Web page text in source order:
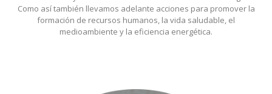
Como así también llevamos adelante acciones para promover la
formación de recursos humanos, la vida saludable, el
medioambiente y la eficiencia energética.